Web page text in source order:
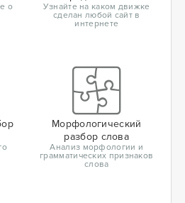
о
Узнайте на каком движке
сделан любой сайт в
интернете
Морфологический
разбор слова
Анализ морфологии и
грамматических признаков
слова